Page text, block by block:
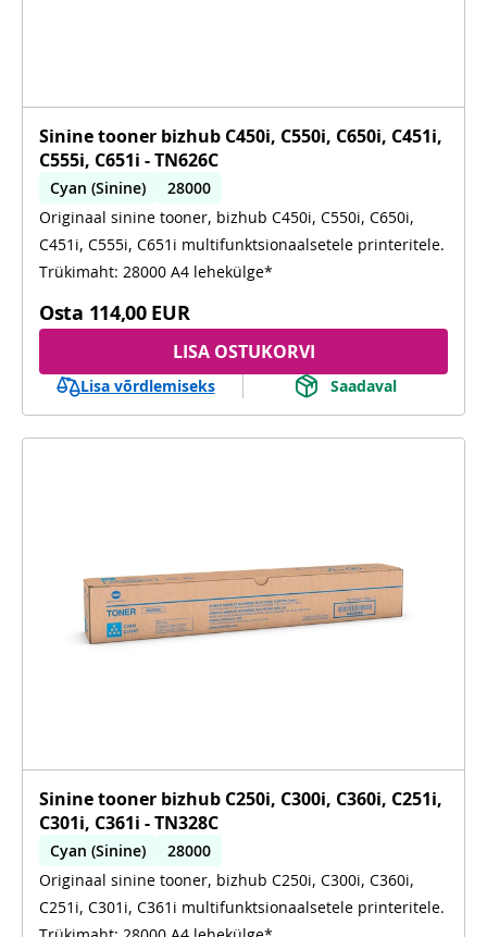
Sinine tooner bizhub C450i, C550i, C650i, C451i,
C555i, C651i - TN626C
Cyan (Sinine)
28000
C450i, C550i, C650i, C451i, C555i, C651i
Originaal sinine tooner, bizhub C450i, C550i, C650i,
C451i, C555i, C651i multifunktsionaalsetele printeritele.
Trükimaht: 28000 A4 lehekülge*
Osta 114,00 EUR
LISA OSTUKORVI
Lisa võrdlemiseks Saadaval
Sinine tooner bizhub C250i, C300i, C360i, C251i,
C301i, C361i - TN328C
Cyan (Sinine)
28000
C250i, C300i, C360i, C251i, C301i, C361i
Originaal sinine tooner, bizhub C250i, C300i, C360i,
C251i, C301i, C361i multifunktsionaalsetele printeritele.